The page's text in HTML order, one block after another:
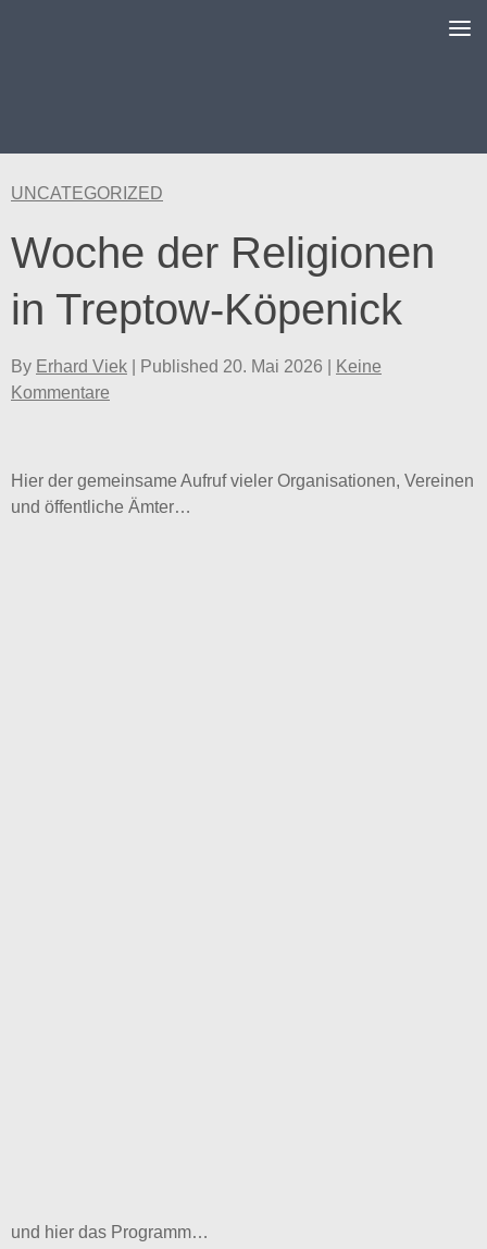
UNCATEGORIZED
Woche der Religionen
in Treptow-Köpenick
By Erhard Viek | Published 20. Mai 2026
Keine
Kommentare
Hier der gemeinsame Aufruf vieler Organisationen, Vereinen
und öffentliche Ämter…
und hier das Programm…